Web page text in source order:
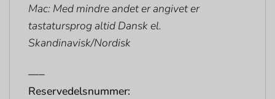
Mac: Med mindre andet er angivet er
tastatursprog altid Dansk el.
Skandinavisk/Nordisk
—–
Reservedelsnummer: